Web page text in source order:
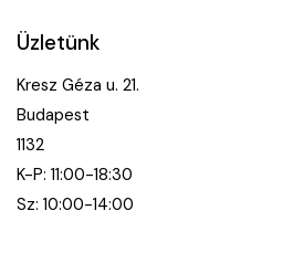
Üzletünk
Kresz Géza u. 21.
Budapest
1132
K-P: 11:00-18:30
Sz: 10:00-14:00